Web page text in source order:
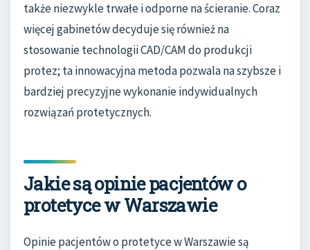
także niezwykle trwałe i odporne na ścieranie. Coraz
więcej gabinetów decyduje się również na
stosowanie technologii CAD/CAM do produkcji
protez; ta innowacyjna metoda pozwala na szybsze i
bardziej precyzyjne wykonanie indywidualnych
rozwiązań protetycznych.
Jakie są opinie pacjentów o
protetyce w Warszawie
Opinie pacjentów o protetyce w Warszawie są